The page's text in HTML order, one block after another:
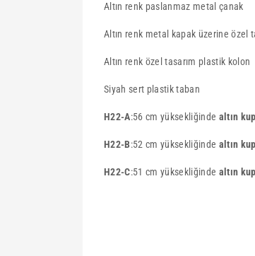
Altın renk paslanmaz metal çanak
Altın renk metal kapak üzerine özel
Altın renk özel tasarım plastik kolon
Siyah sert plastik taban
H22-A:56 cm yüksekliğinde altın
H22-B:52 cm yüksekliğinde altın
H22-C:51 cm yüksekliğinde altın